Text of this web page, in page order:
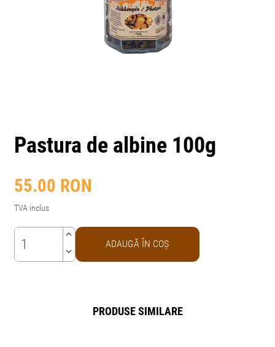
Pastura de albine 100g
55.00 RON
TVA inclus
keyboard_arrow_up
keyboard_arrow_down
ADAUGĂ ÎN COŞ
PRODUSE SIMILARE